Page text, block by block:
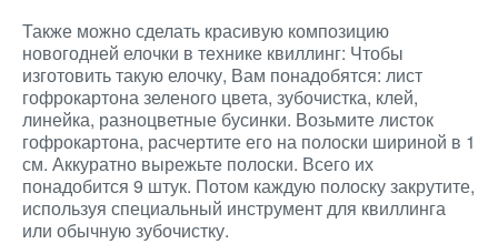
Также можно сделать красивую композицию
новогодней елочки в технике квиллинг: Чтобы
изготовить такую елочку, Вам понадобятся: лист
гофрокартона зеленого цвета, зубочистка, клей,
линейка, разноцветные бусинки. Возьмите листок
гофрокартона, расчертите его на полоски шириной в 1
см. Аккуратно вырежьте полоски. Всего их
понадобится 9 штук. Потом каждую полоску закрутите,
используя специальный инструмент для квиллинга
или обычную зубочистку.